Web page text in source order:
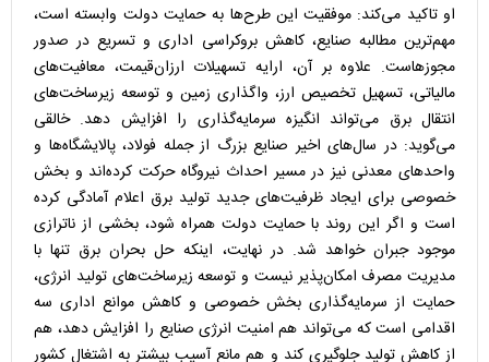
او تاکید می‌کند: موفقیت این طرح‌ها به حمایت دولت وابسته است،
مهم‌ترین مطالبه صنایع، کاهش بروکراسی اداری و تسریع در صدور
مجوزهاست. علاوه بر آن، ارایه تسهیلات ارزان‌قیمت، معافیت‌های
مالیاتی، تسهیل تخصیص ارز، واگذاری زمین و توسعه زیرساخت‌های
انتقال برق می‌تواند انگیزه سرمایه‌گذاری را افزایش دهد. خالقی
می‌گوید: در سال‌های اخیر صنایع بزرگ از جمله فولاد، پالایشگاه‌ها و
واحد‌های معدنی نیز در مسیر احداث نیروگاه حرکت کرده‌اند و بخش
خصوصی برای ایجاد ظرفیت‌های جدید تولید برق اعلام آمادگی کرده
است و اگر این روند با حمایت دولت همراه شود، بخشی از ناترازی
موجود جبران خواهد شد. در نهایت، اینکه حل بحران برق تنها با
مدیریت مصرف امکان‌پذیر نیست و توسعه زیرساخت‌های تولید انرژی،
حمایت از سرمایه‌گذاری بخش خصوصی و کاهش موانع اداری سه
اقدامی است که می‌تواند هم امنیت انرژی صنایع را افزایش دهد، هم
از کاهش تولید جلوگیری کند و هم مانع آسیب بیشتر به اشتغال کشور